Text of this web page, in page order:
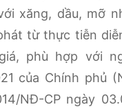
xăng, dầu, mỡ
từ thực tiễn
phù hợp với
của Chính
NĐ-CP ngày